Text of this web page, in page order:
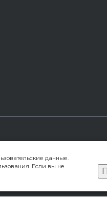
данные.
Если вы не